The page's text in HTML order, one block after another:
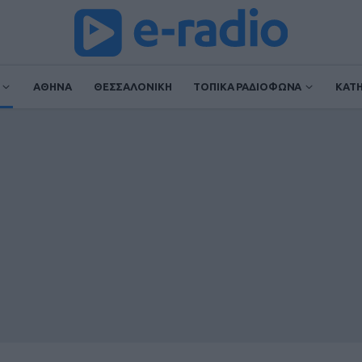
ΑΘΗΝΑ ΘΕΣΣΑΛΟΝΙΚΗ ΤΟΠΙΚΑ ΡΑΔΙΟΦΩΝΑ